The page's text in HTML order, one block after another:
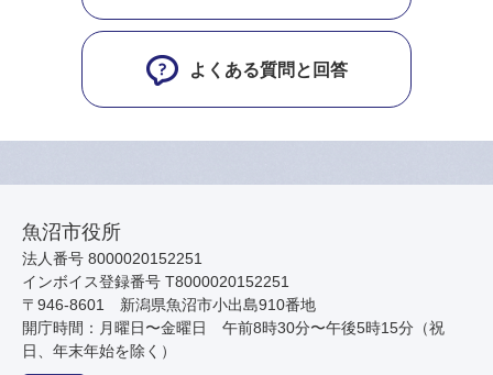
よくある質問と回答
魚沼市役所
法人番号 8000020152251
インボイス登録番号 T8000020152251
〒946-8601 新潟県魚沼市小出島910番地
開庁時間：月曜日〜金曜日 午前8時30分〜午後5時15分（祝
日、年末年始を除く）